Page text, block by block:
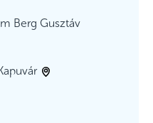
Berg Gusztáv